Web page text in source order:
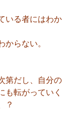
いる者にはわか
からない。
第だし、自分の
も転がっていく
？